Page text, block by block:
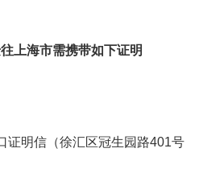
上海市需携带如下证明
证明信（徐汇区冠生园路401号